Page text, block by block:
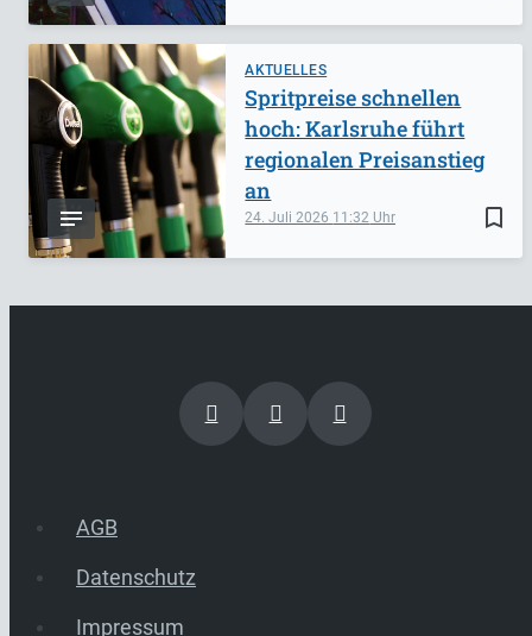
AKTUELLES
bookmark_border
24. Juli 2026 11:32
Spritpreise schnellen
hoch: Karlsruhe führt
regionalen Preisanstieg
an
AGB
Datenschutz
Impressum